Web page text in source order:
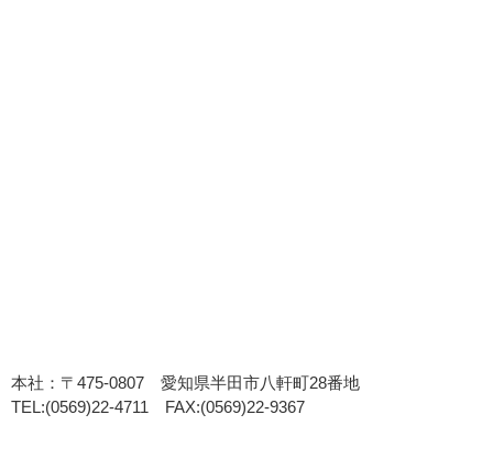
本社：〒475-0807 愛知県半田市八軒町28番地
TEL:(0569)22-4711 FAX:(0569)22-9367